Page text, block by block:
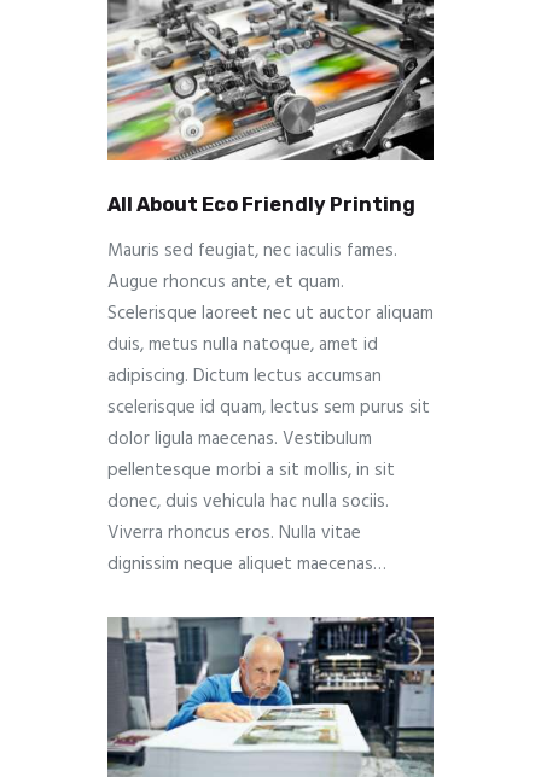
All About Eco Friendly Printing
Mauris sed feugiat, nec iaculis fames.
Augue rhoncus ante, et quam.
Scelerisque laoreet nec ut auctor aliquam
duis, metus nulla natoque, amet id
adipiscing. Dictum lectus accumsan
scelerisque id quam, lectus sem purus sit
dolor ligula maecenas. Vestibulum
pellentesque morbi a sit mollis, in sit
donec, duis vehicula hac nulla sociis.
Viverra rhoncus eros. Nulla vitae
dignissim neque aliquet maecenas…